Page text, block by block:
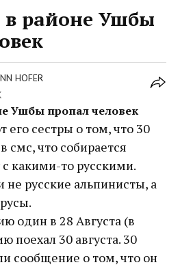
в районе Ушбы
HOFER
Ушбы пропал человек
его сестры о том, что 30
смс, что собирается
какими-то русскими.
русские альпинисты, а
один в 28 Августа (в
поехал 30 августа. 30
сообщение о том, что он